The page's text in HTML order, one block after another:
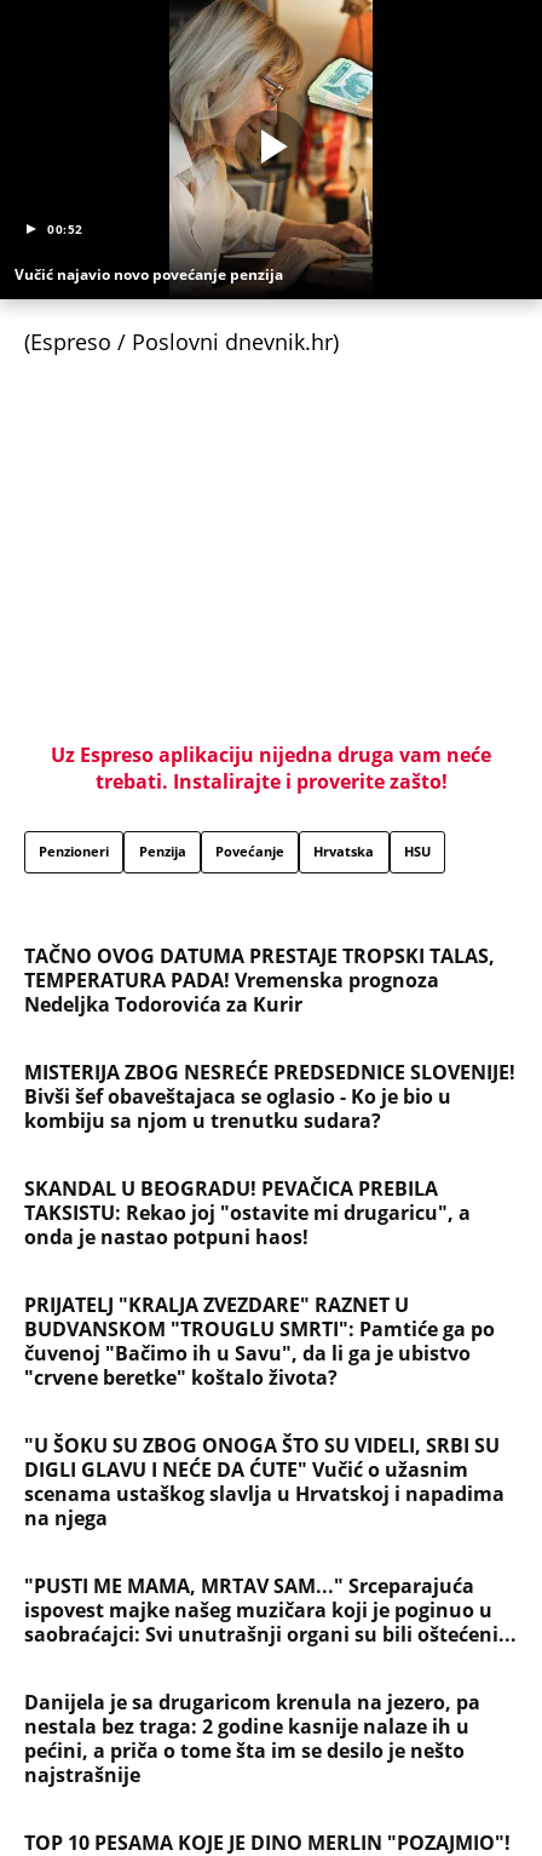
00:52
Vučić najavio novo povećanje penzija
(Espreso / Poslovni dnevnik.hr)
Uz Espreso aplikaciju nijedna druga vam neće
trebati. Instalirajte i proverite zašto!
Penzioneri Penzija Povećanje Hrvatska HSU
TAČNO OVOG DATUMA PRESTAJE TROPSKI TALAS,
TEMPERATURA PADA! Vremenska prognoza
Nedeljka Todorovića za Kurir
MISTERIJA ZBOG NESREĆE PREDSEDNICE SLOVENIJE!
Bivši šef obaveštajaca se oglasio - Ko je bio u
kombiju sa njom u trenutku sudara?
SKANDAL U BEOGRADU! PEVAČICA PREBILA
TAKSISTU: Rekao joj "ostavite mi drugaricu", a
onda je nastao potpuni haos!
PRIJATELJ "KRALJA ZVEZDARE" RAZNET U
BUDVANSKOM "TROUGLU SMRTI": Pamtiće ga po
čuvenoj "Bačimo ih u Savu", da li ga je ubistvo
"crvene beretke" koštalo života?
"U ŠOKU SU ZBOG ONOGA ŠTO SU VIDELI, SRBI SU
DIGLI GLAVU I NEĆE DA ĆUTE" Vučić o užasnim
scenama ustaškog slavlja u Hrvatskoj i napadima
na njega
"PUSTI ME MAMA, MRTAV SAM..." Srceparajuća
ispovest majke našeg muzičara koji je poginuo u
saobraćajci: Svi unutrašnji organi su bili oštećeni...
Danijela je sa drugaricom krenula na jezero, pa
nestala bez traga: 2 godine kasnije nalaze ih u
pećini, a priča o tome šta im se desilo je nešto
najstrašnije
TOP 10 PESAMA KOJE JE DINO MERLIN "POZAJMIO"!